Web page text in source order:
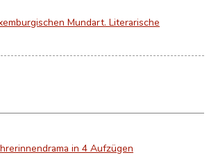
Mundart. Literarische
in 4 Aufzügen